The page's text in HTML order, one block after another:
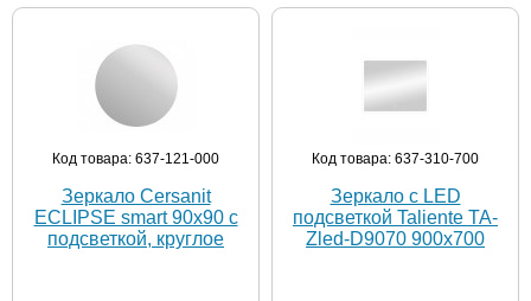
Код товара: 637-121-000
Зеркало Cersanit
ECLIPSE smart 90x90 с
подсветкой, круглое
Код товара: 637-310-700
Зеркало с LED
подсветкой Taliente TA-
Zled-D9070 900х700